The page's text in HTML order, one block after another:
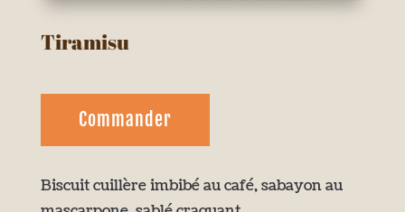
Tiramisu
Commander
Biscuit cuillère imbibé au café, sabayon au